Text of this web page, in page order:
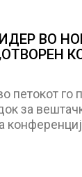
ВО
петокот го
за